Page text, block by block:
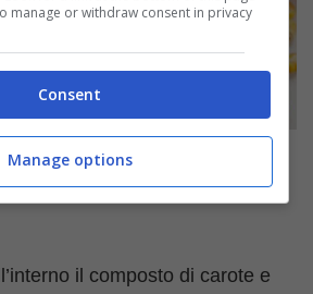
il composto di carote e
manage or withdraw consent in privacy
Consent
Manage options